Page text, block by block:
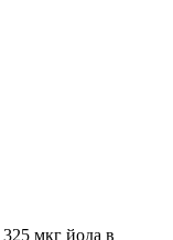
мкг йода в